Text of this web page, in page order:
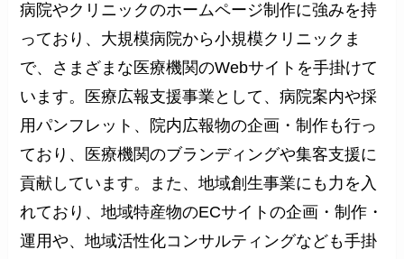
病院やクリニックのホームページ制作に強みを持
っており、大規模病院から小規模クリニックま
で、さまざまな医療機関のWebサイトを手掛けて
います。医療広報支援事業として、病院案内や採
用パンフレット、院内広報物の企画・制作も行っ
ており、医療機関のブランディングや集客支援に
貢献しています。また、地域創生事業にも力を入
れており、地域特産物のECサイトの企画・制作・
運用や、地域活性化コンサルティングなども手掛